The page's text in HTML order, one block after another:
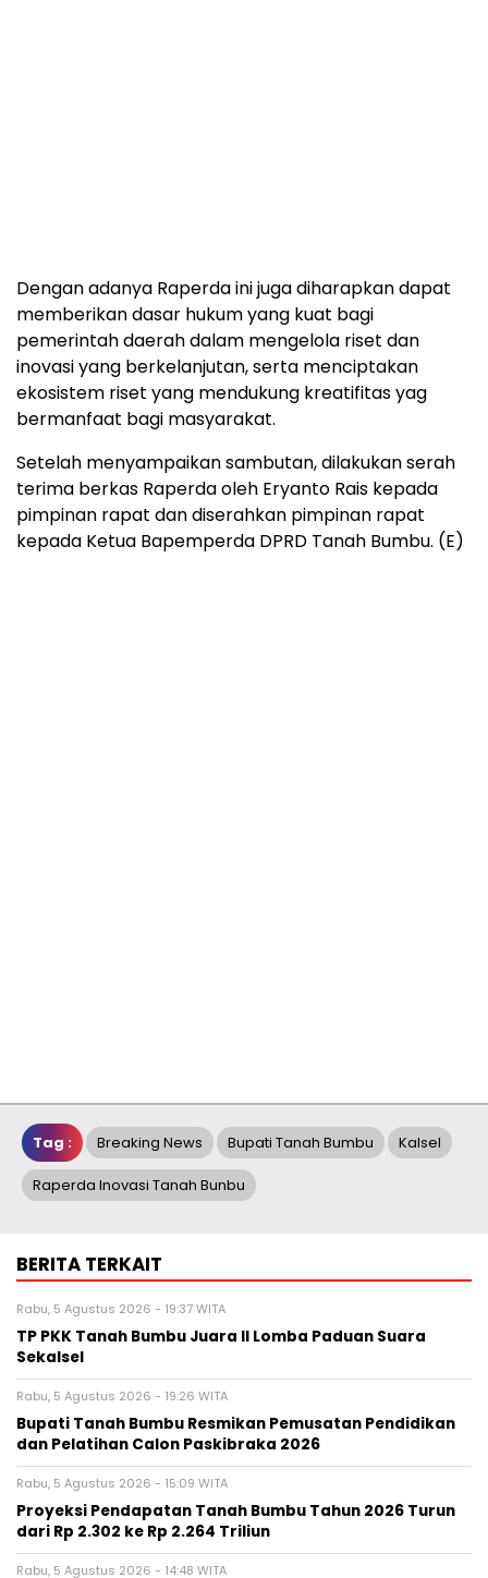
Dengan adanya Raperda ini juga diharapkan dapat
memberikan dasar hukum yang kuat bagi
pemerintah daerah dalam mengelola riset dan
inovasi yang berkelanjutan, serta menciptakan
ekosistem riset yang mendukung kreatifitas yag
bermanfaat bagi masyarakat.
Setelah menyampaikan sambutan, dilakukan serah
terima berkas Raperda oleh Eryanto Rais kepada
pimpinan rapat dan diserahkan pimpinan rapat
kepada Ketua Bapemperda DPRD Tanah Bumbu. (E)
Tag : Breaking News Bupati Tanah Bumbu Kalsel
Raperda Inovasi Tanah Bunbu
BERITA TERKAIT
Rabu, 5 Agustus 2026 - 19:37 WITA
TP PKK Tanah Bumbu Juara II Lomba Paduan Suara
Sekalsel
Rabu, 5 Agustus 2026 - 19:26 WITA
Bupati Tanah Bumbu Resmikan Pemusatan Pendidikan
dan Pelatihan Calon Paskibraka 2026
Rabu, 5 Agustus 2026 - 15:09 WITA
Proyeksi Pendapatan Tanah Bumbu Tahun 2026 Turun
dari Rp 2.302 ke Rp 2.264 Triliun
Rabu, 5 Agustus 2026 - 14:48 WITA